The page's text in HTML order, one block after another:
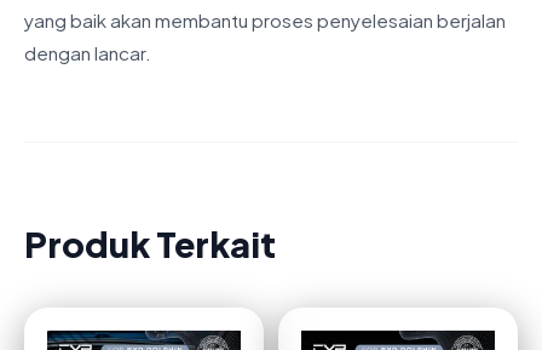
yang baik akan membantu proses penyelesaian berjalan
dengan lancar.
Produk Terkait